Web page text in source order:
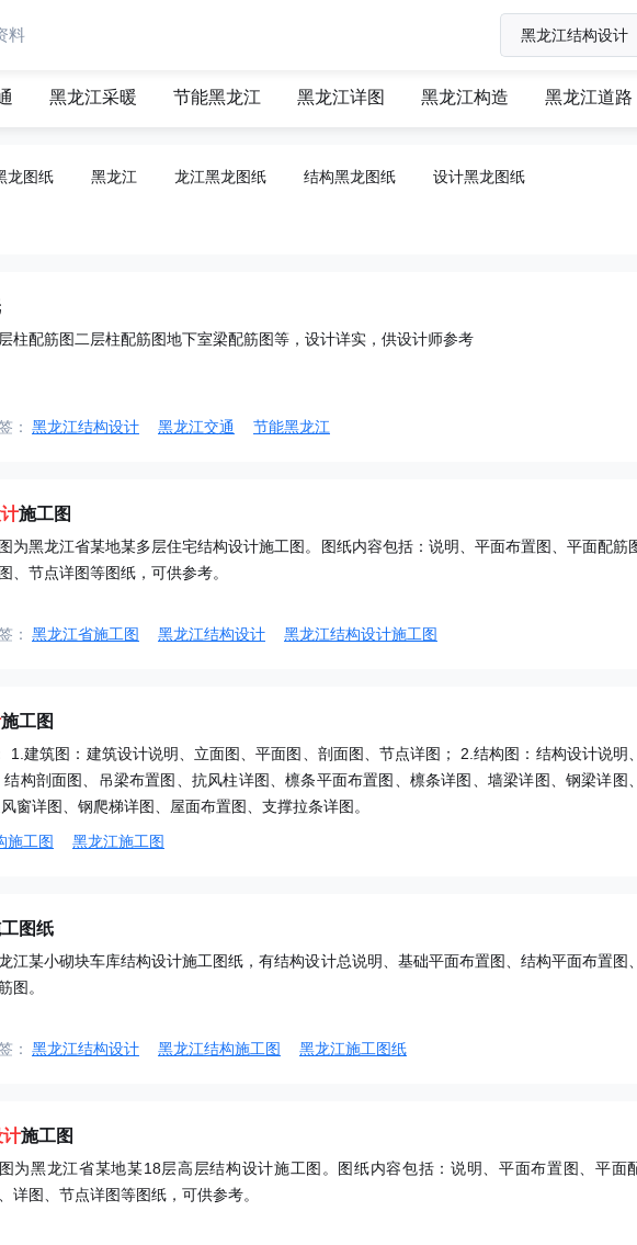
料
黑龙江采暖 节能黑龙江 黑龙江详图 黑龙江构造 黑龙江道路
龙图纸 黑龙江 龙江黑龙图纸 结构黑龙图纸 设计黑龙图纸
柱配筋图二层柱配筋图地下室梁配筋图等，设计详实，供设计师参考
： 黑龙江结构设计 黑龙江交通 节能黑龙江
施工图
为黑龙江省某地某多层住宅结构设计施工图。图纸内容包括：说明、平面布置图、平面配筋
、节点详图等图纸，可供参考。
： 黑龙江省施工图 黑龙江结构设计 黑龙江结构设计施工图
施工图
1.建筑图：建筑设计说明、立面图、平面图、剖面图、节点详图； 2.结构图：结构设计说明
构剖面图、吊梁布置图、抗风柱详图、檩条平面布置图、檩条详图、墙梁详图、钢梁详图
窗详图、钢爬梯详图、屋面布置图、支撑拉条详图。
施工图 黑龙江施工图
图纸
江某小砌块车库结构设计施工图纸，有结构设计总说明、基础平面布置图、结构平面布置图
图。
： 黑龙江结构设计 黑龙江结构施工图 黑龙江施工图纸
计施工图
为黑龙江省某地某18层高层结构设计施工图。图纸内容包括：说明、平面布置图、平面
详图、节点详图等图纸，可供参考。